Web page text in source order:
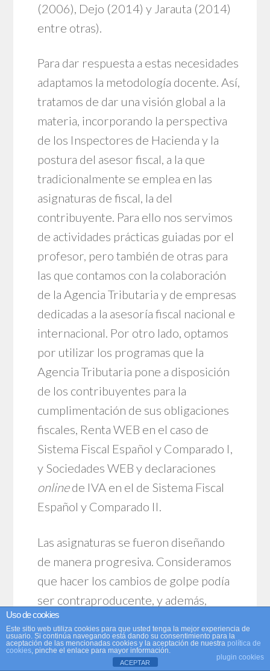
(2006), Dejo (2014) y Jarauta (2014)
entre otras).
Para dar respuesta a estas necesidades
adaptamos la metodología docente. Así,
tratamos de dar una visión global a la
materia, incorporando la perspectiva
de los Inspectores de Hacienda y la
postura del asesor fiscal, a la que
tradicionalmente se emplea en las
asignaturas de fiscal, la del
contribuyente. Para ello nos servimos
de actividades prácticas guiadas por el
profesor, pero también de otras para
las que contamos con la colaboración
de la Agencia Tributaria y de empresas
dedicadas a la asesoría fiscal nacional e
internacional. Por otro lado, optamos
por utilizar los programas que la
Agencia Tributaria pone a disposición
de los contribuyentes para la
cumplimentación de sus obligaciones
fiscales, Renta WEB en el caso de
Sistema Fiscal Español y Comparado I,
y Sociedades WEB y declaraciones
onlinede IVA en el de Sistema Fiscal
Español y Comparado II.
Las asignaturas se fueron diseñando
de manera progresiva. Consideramos
que hacer los cambios de golpe podía
ser contraproducente, y además,
existía un amplio margen de error sin
posibilidad de vuelta atrás. Además,
había que dar continuidad a la materia,
Uso de cookies
Este sitio web utiliza cookies para que usted tenga la mejor experiencia de
usuario. Si continúa navegando está dando su consentimiento para la
aceptación de las mencionadas cookies y la aceptación de nuestra política de
cookies, pinche el enlace para mayor información.
plugin cookies
ACEPTAR